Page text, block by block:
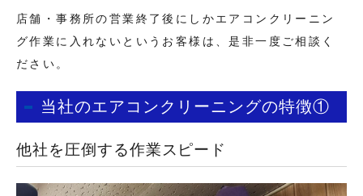
店舗・事務所の営業終了後にしかエアコンクリーニン
グ作業に入れないというお客様は、是非一度ご相談く
ださい。
当社のエアコンクリーニングの特徴①
他社を圧倒する作業スピード